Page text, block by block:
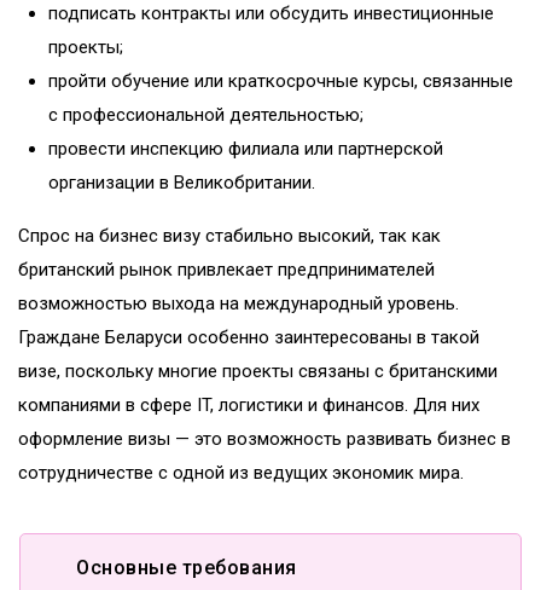
подписать контракты или обсудить инвестиционные
проекты;
пройти обучение или краткосрочные курсы, связанные
с профессиональной деятельностью;
провести инспекцию филиала или партнерской
организации в Великобритании.
Спрос на бизнес визу стабильно высокий, так как
британский рынок привлекает предпринимателей
возможностью выхода на международный уровень.
Граждане Беларуси особенно заинтересованы в такой
визе, поскольку многие проекты связаны с британскими
компаниями в сфере IT, логистики и финансов. Для них
оформление визы — это возможность развивать бизнес в
сотрудничестве с одной из ведущих экономик мира.
Основные требования